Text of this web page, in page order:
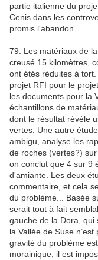
partie italienne du
Cenis dans les
promis l'abandon.
79. Les matériaux de
creusé 15 kilomètres,
ont étés réduites à
projet RFI pour le
les documents pour la
échantillons de
dont le résultat révèle
vertes. Une autre
ambigu, analyse les
de roches (vertes?)
on conclut que 4 sur 9
d'amiante. Les deux
commentaire, et cela
du problème... Basée
serait tout à fait
gauche de la Dora, qui
la Vallée de Suse
gravité du problème
morainique, il est